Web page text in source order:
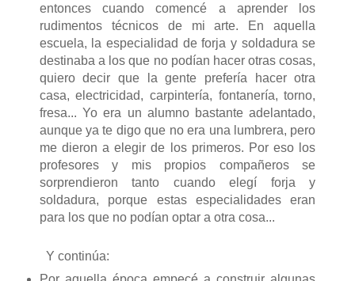
entonces cuando comencé a aprender los
rudimentos técnicos de mi arte. En aquella
escuela, la especialidad de forja y soldadura se
destinaba a los que no podían hacer otras cosas,
quiero decir que la gente prefería hacer otra
casa, electricidad, carpintería, fontanería, torno,
fresa... Yo era un alumno bastante adelantado,
aunque ya te digo que no era una lumbrera, pero
me dieron a elegir de los primeros. Por eso los
profesores y mis propios compañeros se
sorprendieron tanto cuando elegí forja y
soldadura, porque estas especialidades eran
para los que no podían optar a otra cosa...
Y continúa: